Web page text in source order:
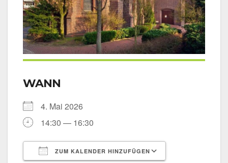
WANN
4. Mai 2026
14:30 — 16:30
ZUM KALENDER HINZUFÜGEN